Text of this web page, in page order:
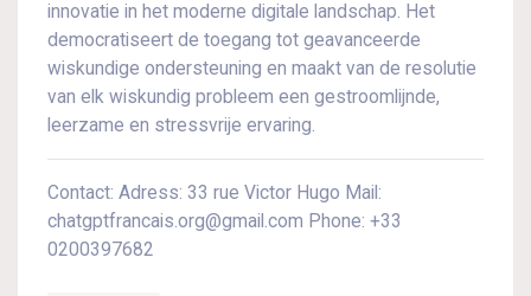
innovatie in het moderne digitale landschap. Het
democratiseert de toegang tot geavanceerde
wiskundige ondersteuning en maakt van de resolutie
van elk wiskundig probleem een gestroomlijnde,
leerzame en stressvrije ervaring.
Contact: Adress: 33 rue Victor Hugo Mail:
chatgptfrancais.org@gmail.com Phone: +33
0200397682